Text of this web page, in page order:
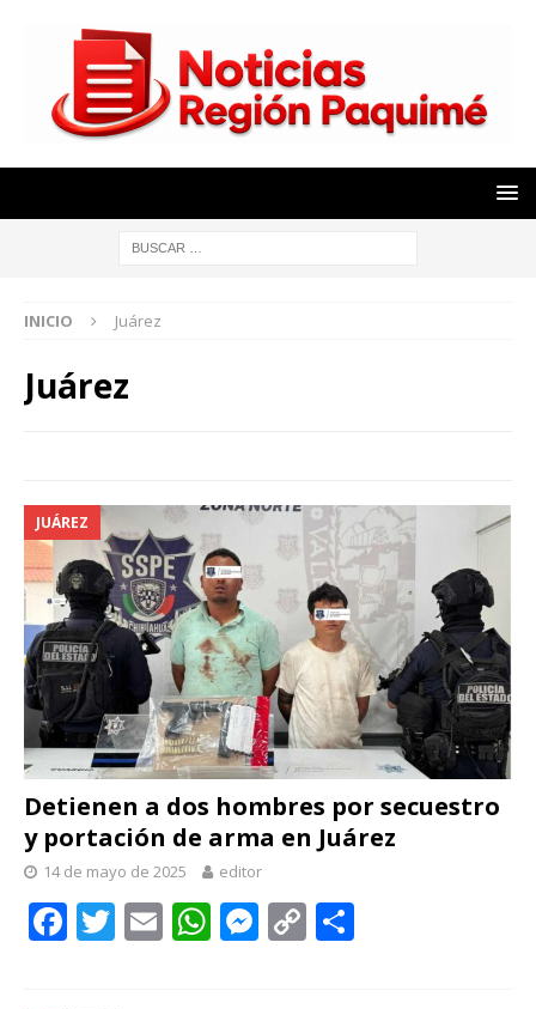
INICIO Juárez
Juárez
JUÁREZ
Detienen a dos hombres por secuestro
y portación de arma en Juárez
14 de mayo de 2025 editor
F T E W M C